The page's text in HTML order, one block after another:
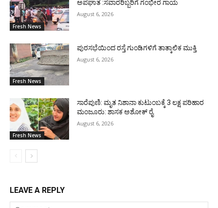
Fresh News
ಅಪಘಾತ :ಸವಾರರಿಬ್ಬರಿಗೆ ಗಂಭೀರ ಗಾಯ
August 6, 2026
Fresh News
ಪುರಸಭೆಯಿಂದ ರಸ್ತೆ ಗುಂಡಿಗಳಿಗೆ ತಾತ್ಕಾಲಿಕ ಮುಕ್ತಿ
August 6, 2026
Fresh News
ಸಾರೆಪುಣಿ: ಮೃತ ನಿಶಾನಾ ಕುಟುಂಬಕ್ಕೆ 3 ಲಕ್ಷ ಪರಿಹಾರ
ಮಂಜೂರು: ಶಾಸಕ ಅಶೋಕ್ ರೈ
August 6, 2026
LEAVE A REPLY